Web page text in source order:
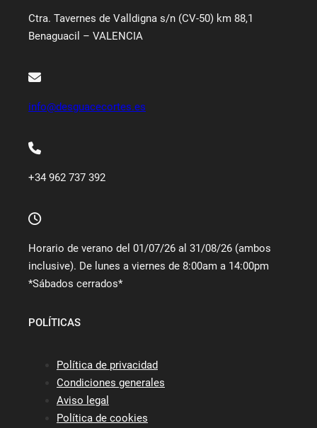
Ctra. Tavernes de Valldigna s/n (CV-50) km 88,1
Benaguacil – VALENCIA
info@desguacecortes.es
+34 962 737 392
Horario de verano del 01/07/26 al 31/08/26 (ambos
inclusive). De lunes a viernes de 8:00am a 14:00pm
*Sábados cerrados*
POLÍTICAS
Política de privacidad
Condiciones generales
Aviso legal
Política de cookies